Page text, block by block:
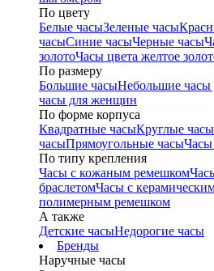
По цвету
Белые часыЗеленые часы
часыСиние часыЧерные часы
золотоЧасы цвета желтое
По размеру
Большие часыНебольшие
часы для женщин
По форме корпуса
Квадратные часыКруглые часы
часыПрямоугольные часыЧасы
По типу крепления
Часы с кожаным ремешком
браслетомЧасы с
полимерным ремешком
А также
Детские часыНедорогие часы
Бренды
Наручные часы